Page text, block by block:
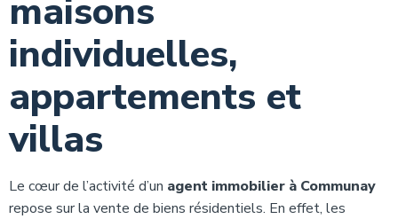
maisons
individuelles,
appartements et
villas
Le cœur de l’activité d’un agent immobilier à Communay
repose sur la vente de biens résidentiels. En effet, les